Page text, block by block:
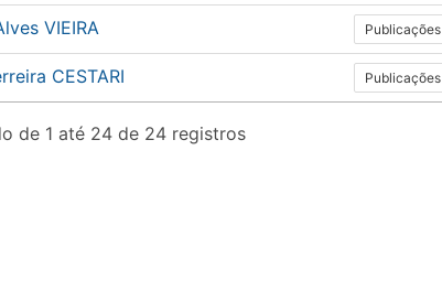
VIEIRA Publicações
CESTARI Publicações
de 1 até 24 de 24 registros